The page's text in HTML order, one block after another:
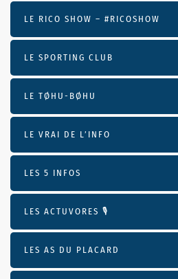
LE RICO SHOW – #RICOSHOW
LE SPORTING CLUB
LE TØHU-BØHU
LE VRAI DE L’INFO
LES 5 INFOS
LES ACTUVORES 🎙
LES AS DU PLACARD